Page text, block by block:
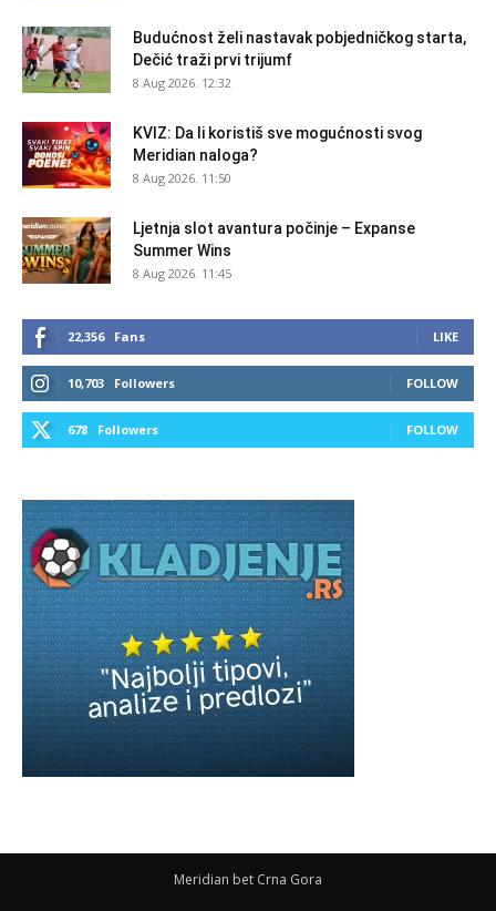
Budućnost želi nastavak pobjedničkog starta,
Dečić traži prvi trijumf
8 Aug 2026. 12:32
KVIZ: Da li koristiš sve mogućnosti svog
Meridian naloga?
8 Aug 2026. 11:50
Ljetnja slot avantura počinje – Expanse
Summer Wins
8 Aug 2026. 11:45
22,356 Fans LIKE
10,703 Followers FOLLOW
678 Followers FOLLOW
Meridian bet Crna Gora